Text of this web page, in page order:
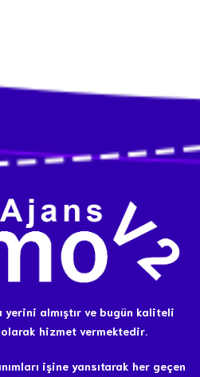
yerini almıştır ve bugün kaliteli
hizmet vermektedir.
işine yansıtarak her geçen